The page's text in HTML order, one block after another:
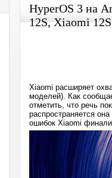
HyperOS 3 на
12S, Xiaomi
Xiaomi расширяет
моделей). Как
отметить, что речь
распространяется
ошибок Xiaomi